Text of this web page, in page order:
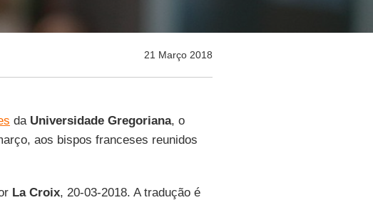
21 Março 2018
da Universidade Gregoriana, o
aos bispos franceses reunidos
La Croix, 20-03-2018. A tradução é